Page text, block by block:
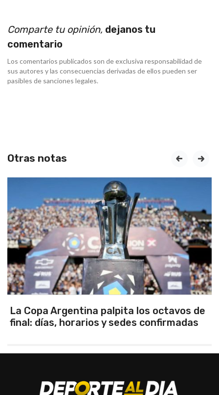
Comparte tu opinión, dejanos tu
comentario
Los comentarios publicados son de exclusiva responsabilidad de
sus autores y las consecuencias derivadas de ellos pueden ser
pasibles de sanciones legales.
Otras notas
Los seleccionados Sub 15 y Sub 13 de
Tandil ganaron en el debut
prev next